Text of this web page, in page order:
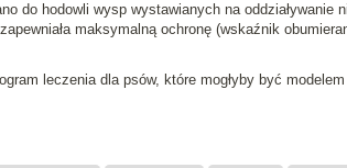
do hodowli wysp wystawianych na oddziaływanie
maksymalną ochronę (wskaźnik
leczenia dla psów, które mogłyby być